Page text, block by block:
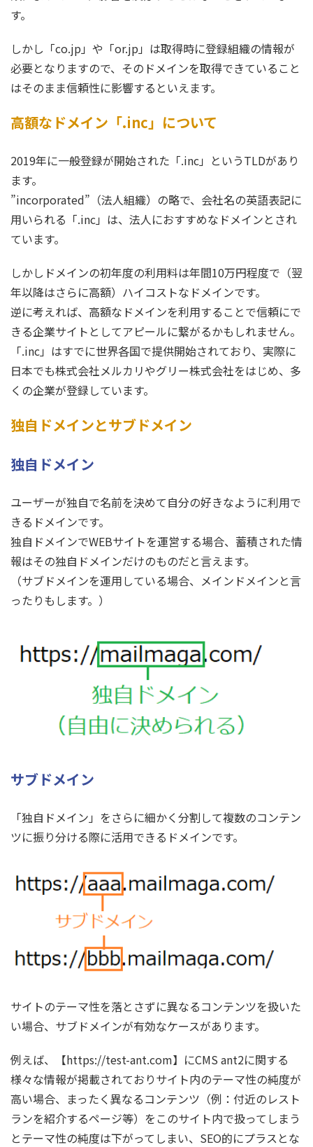
す。
しかし「co.jp」や「or.jp」は取得時に登録組織の情報が
必要となりますので、そのドメインを取得できていること
はそのまま信頼性に影響するといえます。
高額なドメイン「.inc」について
2019年に一般登録が開始された「.inc」というTLDがあり
ます。
”incorporated”（法人組織）の略で、会社名の英語表記に
用いられる「.inc」は、法人におすすめなドメインとされ
ています。
しかしドメインの初年度の利用料は年間10万円程度で（翌
年以降はさらに高額）ハイコストなドメインです。
逆に考えれば、高額なドメインを利用することで信頼にで
きる企業サイトとしてアピールに繋がるかもしれません。
「.inc」はすでに世界各国で提供開始されており、実際に
日本でも株式会社メルカリやグリー株式会社をはじめ、多
くの企業が登録しています。
独自ドメインとサブドメイン
独自ドメイン
ユーザーが独自で名前を決めて自分の好きなように利用で
きるドメインです。
独自ドメインでWEBサイトを運営する場合、蓄積された情
報はその独自ドメインだけのものだと言えます。
（サブドメインを運用している場合、メインドメインと言
ったりもします。）
サブドメイン
「独自ドメイン」をさらに細かく分割して複数のコンテン
ツに振り分ける際に活用できるドメインです。
サイトのテーマ性を落とさずに異なるコンテンツを扱いた
い場合、サブドメインが有効なケースがあります。
例えば、【https://test-ant.com】にCMS ant2に関する
様々な情報が掲載されておりサイト内のテーマ性の純度が
高い場合、まったく異なるコンテンツ（例：付近のレスト
ランを紹介するページ等）をこのサイト内で扱ってしまう
とテーマ性の純度は下がってしまい、SEO的にプラスとな